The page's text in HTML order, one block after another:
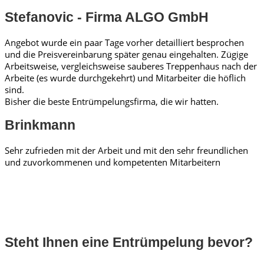
Stefanovic - Firma ALGO GmbH
Angebot wurde ein paar Tage vorher detailliert besprochen
und die Preisvereinbarung später genau eingehalten. Zügige
Arbeitsweise, vergleichsweise sauberes Treppenhaus nach der
Arbeite (es wurde durchgekehrt) und Mitarbeiter die höflich
sind.
Bisher die beste Entrümpelungsfirma, die wir hatten.
Brinkmann
Sehr zufrieden mit der Arbeit und mit den sehr freundlichen
und zuvorkommenen und kompetenten Mitarbeitern
Steht Ihnen eine Entrümpelung bevor?